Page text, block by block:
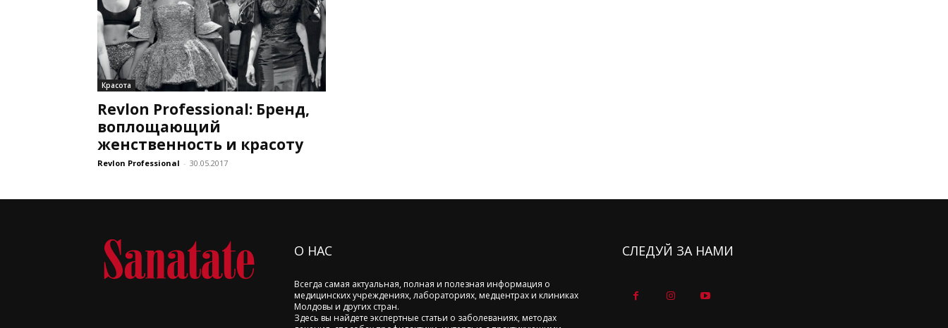
Красота
Revlon Professional: Бренд,
воплощающий
женственность и красоту
Revlon Professional - 30.05.2017
О НАС
Всегда самая актуальная, полная и полезная информация о
медицинских учреждениях, лабораториях, медцентрах и клиниках
Молдовы и других стран.
Здесь вы найдете экспертные статьи о заболеваниях, методах
СЛЕДУЙ ЗА НАМИ